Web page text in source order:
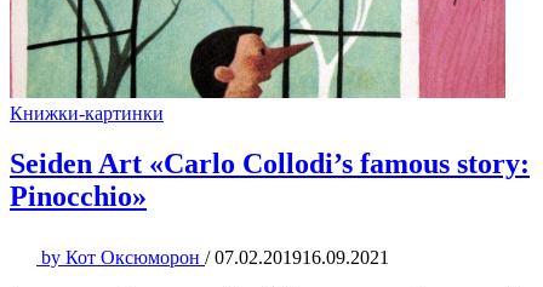
Книжки-картинки
Seiden Art «Carlo Collodi’s famous story:
Pinocchio»
by Кот Оксюморон / 07.02.201916.09.2021